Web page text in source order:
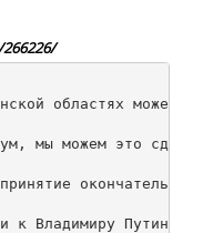
областях может
мы можем это
к Владимиру Путину,